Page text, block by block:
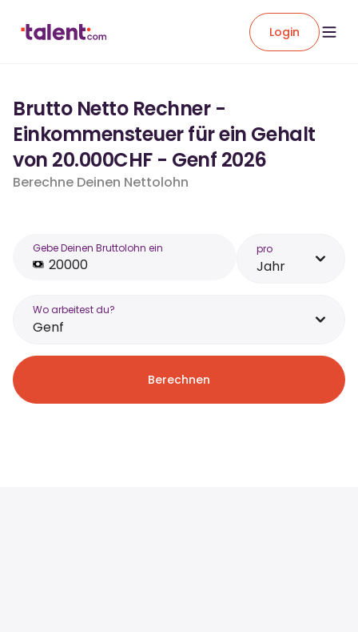
Login
Brutto Netto Rechner -
Einkommensteuer für ein Gehalt
von 20.000CHF - Genf 2026
Berechne Deinen Nettolohn
Gebe Deinen Bruttolohn ein pro
Jahr
Wo arbeitest du?
Genf
Berechnen